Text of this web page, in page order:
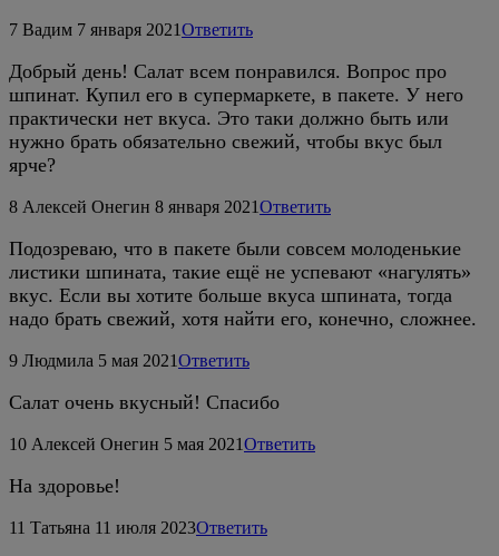
7 Вадим 7 января 2021Ответить
Добрый день! Салат всем понравился. Вопрос про
шпинат. Купил его в супермаркете, в пакете. У него
практически нет вкуса. Это таки должно быть или
нужно брать обязательно свежий, чтобы вкус был
ярче?
8 Алексей Онегин 8 января 2021Ответить
Подозреваю, что в пакете были совсем молоденькие
листики шпината, такие ещё не успевают «нагулять»
вкус. Если вы хотите больше вкуса шпината, тогда
надо брать свежий, хотя найти его, конечно, сложнее.
9 Людмила 5 мая 2021Ответить
Салат очень вкусный! Спасибо
10 Алексей Онегин 5 мая 2021Ответить
На здоровье!
11 Татьяна 11 июля 2023Ответить